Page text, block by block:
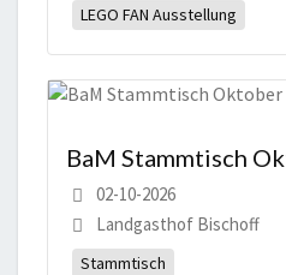
LEGO FAN Ausstellung
BaM Stammtisch
02-10-2026
Landgasthof Bischoff
Stammtisch